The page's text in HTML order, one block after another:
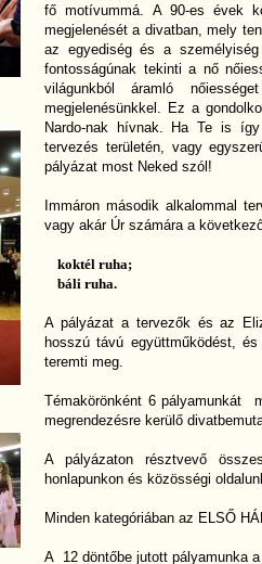
fő motívummá. A 90-es évek
megjelenését a divatban, mely
az egyediség és a személyiség
fontosságúnak tekinti a nő
világunkból áramló
megjelenésünkkel. Ez a
Nardo-nak hívnak. Ha Te is
tervezés területén, vagy
pályázat most Neked szól!
Immáron második alkalommal
vagy akár Úr számára a
koktél ruha;
báli ruha.
A pályázat a tervezők és az
hosszú távú együttműködést,
teremti meg.
Témakörönként 6 pályamunkát
megrendezésre kerülő
A pályázaton résztvevő
honlapunkon és közösségi
Minden kategóriában az ELSŐ
A 12 döntőbe jutott pályamunka